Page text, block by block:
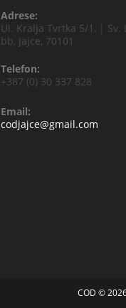
Adrese:
Ul. Kralja Tvrtka 5/1, | Sv.
bb, Jajce, 70101
Telefon:
+387 (0) 30 337 828
Email:
codjajce@gmail.com
COD ©